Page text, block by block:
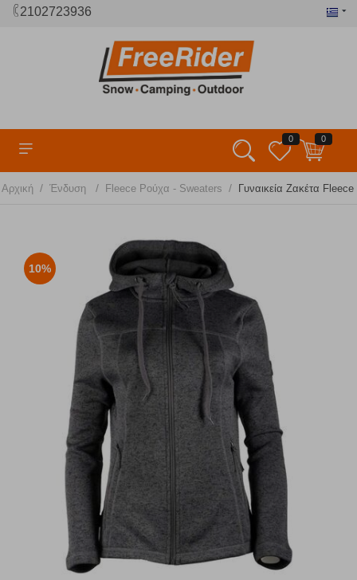
2102723936
0 0
Αρχική / Ένδυση / Fleece Ρούχα - Sweaters / Γυναικεία Ζακέτα
10%